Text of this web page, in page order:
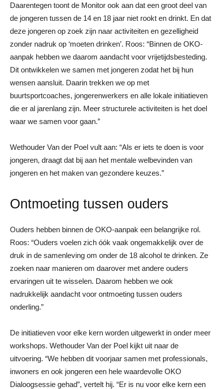
Daarentegen toont de Monitor ook aan dat een groot deel van
de jongeren tussen de 14 en 18 jaar niet rookt en drinkt. En dat
deze jongeren op zoek zijn naar activiteiten en gezelligheid
zonder nadruk op ‘moeten drinken’. Roos: “Binnen de OKO-
aanpak hebben we daarom aandacht voor vrijetijdsbesteding.
Dit ontwikkelen we samen met jongeren zodat het bij hun
wensen aansluit. Daarin trekken we op met
buurtsportcoaches, jongerenwerkers en alle lokale initiatieven
die er al jarenlang zijn. Meer structurele activiteiten is het doel
waar we samen voor gaan.”
Wethouder Van der Poel vult aan: “Als er iets te doen is voor
jongeren, draagt dat bij aan het mentale welbevinden van
jongeren en het maken van gezondere keuzes.”
Ontmoeting tussen ouders
Ouders hebben binnen de OKO-aanpak een belangrijke rol.
Roos: “Ouders voelen zich óók vaak ongemakkelijk over de
druk in de samenleving om onder de 18 alcohol te drinken. Ze
zoeken naar manieren om daarover met andere ouders
ervaringen uit te wisselen. Daarom hebben we ook
nadrukkelijk aandacht voor ontmoeting tussen ouders
onderling.”
De initiatieven voor elke kern worden uitgewerkt in onder meer
workshops. Wethouder Van der Poel kijkt uit naar de
uitvoering. “We hebben dit voorjaar samen met professionals,
inwoners en ook jongeren een hele waardevolle OKO
Dialoogsessie gehad”, vertelt hij. “Er is nu voor elke kern een